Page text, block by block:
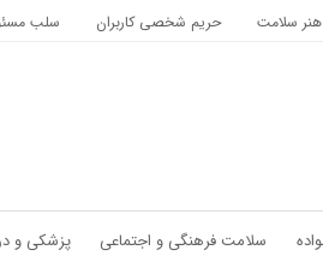
سلامت حریم شخصی کاربران سلب
سلامت فرهنگی و اجتماعی پزشکی و